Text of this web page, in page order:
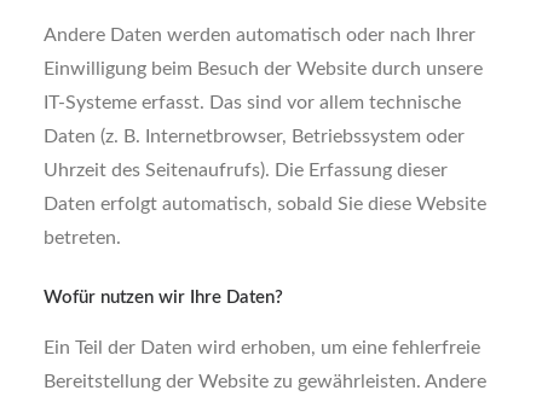
Andere Daten werden automatisch oder nach Ihrer
Einwilligung beim Besuch der Website durch unsere
IT-Systeme erfasst. Das sind vor allem technische
Daten (z. B. Internetbrowser, Betriebssystem oder
Uhrzeit des Seitenaufrufs). Die Erfassung dieser
Daten erfolgt automatisch, sobald Sie diese Website
betreten.
Wofür nutzen wir Ihre Daten?
Ein Teil der Daten wird erhoben, um eine fehlerfreie
Bereitstellung der Website zu gewährleisten. Andere